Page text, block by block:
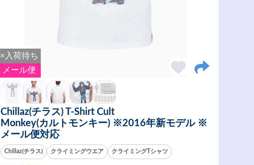
×入荷待ち
メール便
Chillaz(チラス) T-Shirt Cult
Monkey(カルトモンキー) ※2016年新モデル ※
メール便対応
Chillaz(チラス) クライミングウエア クライミングTシャツ